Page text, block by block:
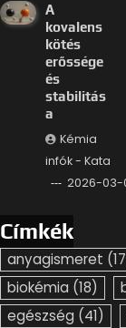
A
kovalens
kötés
erőssége
és
stabilitás
a
Kémia
infók - Kata
2026-03-
Címkék
anyagismeret
biokémia (18)
egészség (41)